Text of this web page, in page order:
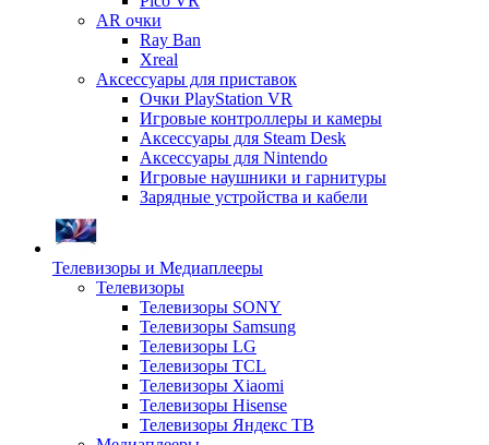
AR очки
Ray Ban
Xreal
Аксессуары для приставок
Очки PlayStation VR
Игровые контроллеры и камеры
Аксессуары для Steam Desk
Аксессуары для Nintendo
Игровые наушники и гарнитуры
Зарядные устройства и кабели
Телевизоры и Медиаплееры
Телевизоры
Телевизоры SONY
Телевизоры Samsung
Телевизоры LG
Телевизоры TCL
Телевизоры Xiaomi
Телевизоры Hisense
Телевизоры Яндекс ТВ